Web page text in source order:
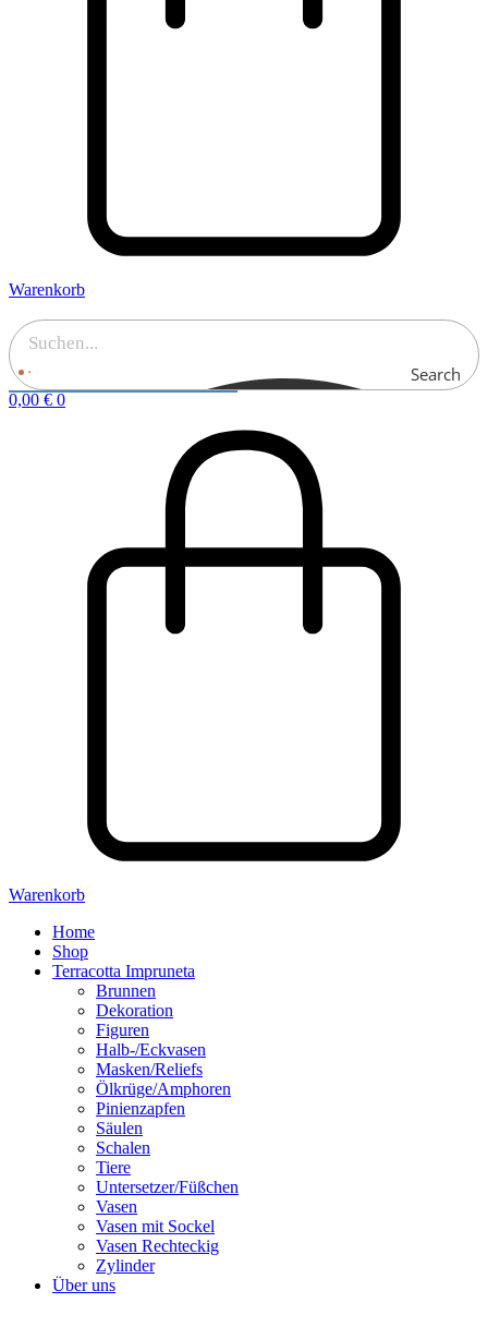
Warenkorb
Search
0,00 € 0
Warenkorb
Home
Shop
Terracotta Impruneta
Brunnen
Dekoration
Figuren
Halb-/Eckvasen
Masken/Reliefs
Ölkrüge/Amphoren
Pinienzapfen
Säulen
Schalen
Tiere
Untersetzer/Füßchen
Vasen
Vasen mit Sockel
Vasen Rechteckig
Zylinder
Über uns